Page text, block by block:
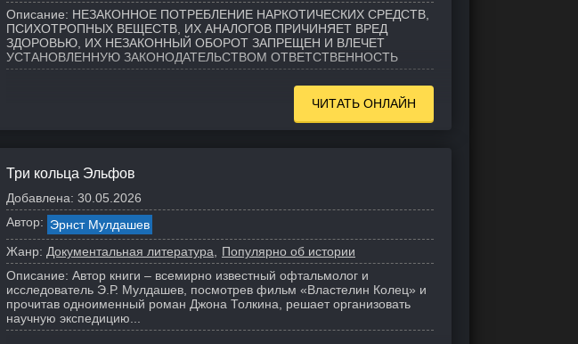
Описание: НЕЗАКОННОЕ ПОТРЕБЛЕНИЕ НАРКОТИЧЕСКИХ СРЕДСТВ,
ПСИХОТРОПНЫХ ВЕЩЕСТВ, ИХ АНАЛОГОВ ПРИЧИНЯЕТ ВРЕД
ЗДОРОВЬЮ, ИХ НЕЗАКОННЫЙ ОБОРОТ ЗАПРЕЩЕН И ВЛЕЧЕТ
УСТАНОВЛЕННУЮ ЗАКОНОДАТЕЛЬСТВОМ ОТВЕТСТВЕННОСТЬ
ЧИТАТЬ ОНЛАЙН
Три кольца Эльфов
Добавлена: 30.05.2026
Автор: Эрнст Мулдашев
Жанр: Документальная литература
Популярно об истории
Описание: Автор книги – всемирно известный офтальмолог и
исследователь Э.Р. Мулдашев, посмотрев фильм «Властелин Колец» и
прочитав одноименный роман Джона Толкина, решает организовать
научную экспедицию...